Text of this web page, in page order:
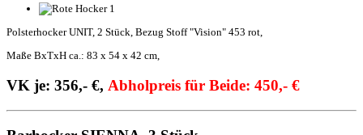
Polsterhocker UNIT, 2 Stück, Bezug Stoff "Vision" 453 rot,
Maße BxTxH ca.: 83 x 54 x 42 cm,
VK je: 356,- €, Abholpreis für Beide: 450,- €